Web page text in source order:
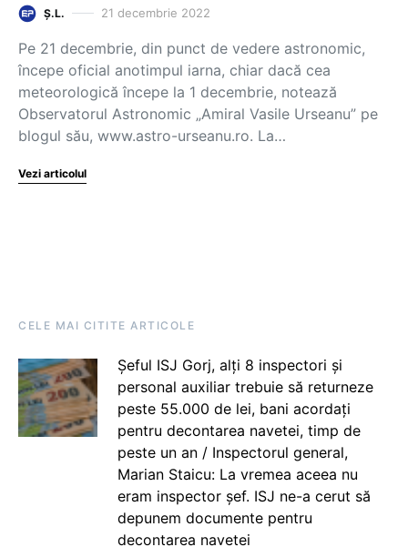
Ș.L. 21 decembrie 2022
Pe 21 decembrie, din punct de vedere astronomic,
începe oficial anotimpul iarna, chiar dacă cea
meteorologică începe la 1 decembrie, notează
Observatorul Astronomic „Amiral Vasile Urseanu” pe
blogul său, www.astro-urseanu.ro. La…
Vezi articolul
CELE MAI CITITE ARTICOLE
Șeful ISJ Gorj, alți 8 inspectori și
personal auxiliar trebuie să returneze
peste 55.000 de lei, bani acordați
pentru decontarea navetei, timp de
peste un an / Inspectorul general,
Marian Staicu: La vremea aceea nu
eram inspector șef. ISJ ne-a cerut să
depunem documente pentru
decontarea navetei